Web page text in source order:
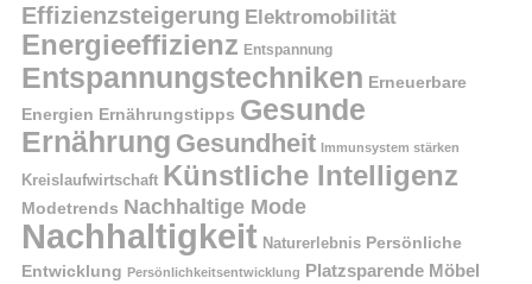
Effizienzsteigerung Elektromobilität
Energieeffizienz Entspannung
Entspannungstechniken Erneuerbare
Energien Ernährungstipps Gesunde
Ernährung Gesundheit Immunsystem stärken
Kreislaufwirtschaft Künstliche Intelligenz
Modetrends Nachhaltige Mode
Nachhaltigkeit Naturerlebnis Persönliche
Entwicklung Persönlichkeitsentwicklung Platzsparende Möbel